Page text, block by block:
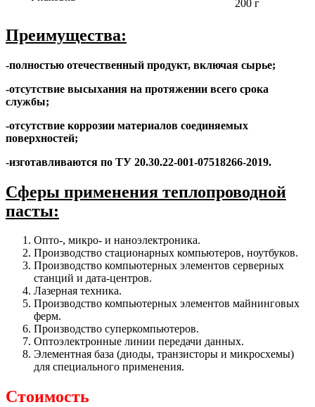
200 г
Преимущества:
-полностью отечественный продукт, включая сырье;
-отсутствие высыхания на протяжении всего срока
службы;
-отсутствие коррозии материалов соединяемых
поверхностей;
-изготавливаются по ТУ 20.30.22-001-07518266-2019.
Сферы применения теплопроводной
пасты:
Опто-, микро- и наноэлектроника.
Производство стационарных компьютеров, ноутбуков.
Производство компьютерных элементов серверных
станций и дата-центров.
Лазерная техника.
Производство компьютерных элементов майнинговых
ферм.
Производство суперкомпьютеров.
Оптоэлектронные линии передачи данных.
Элементная база (диоды, транзисторы и микросхемы)
для специального применения.
Стоимость